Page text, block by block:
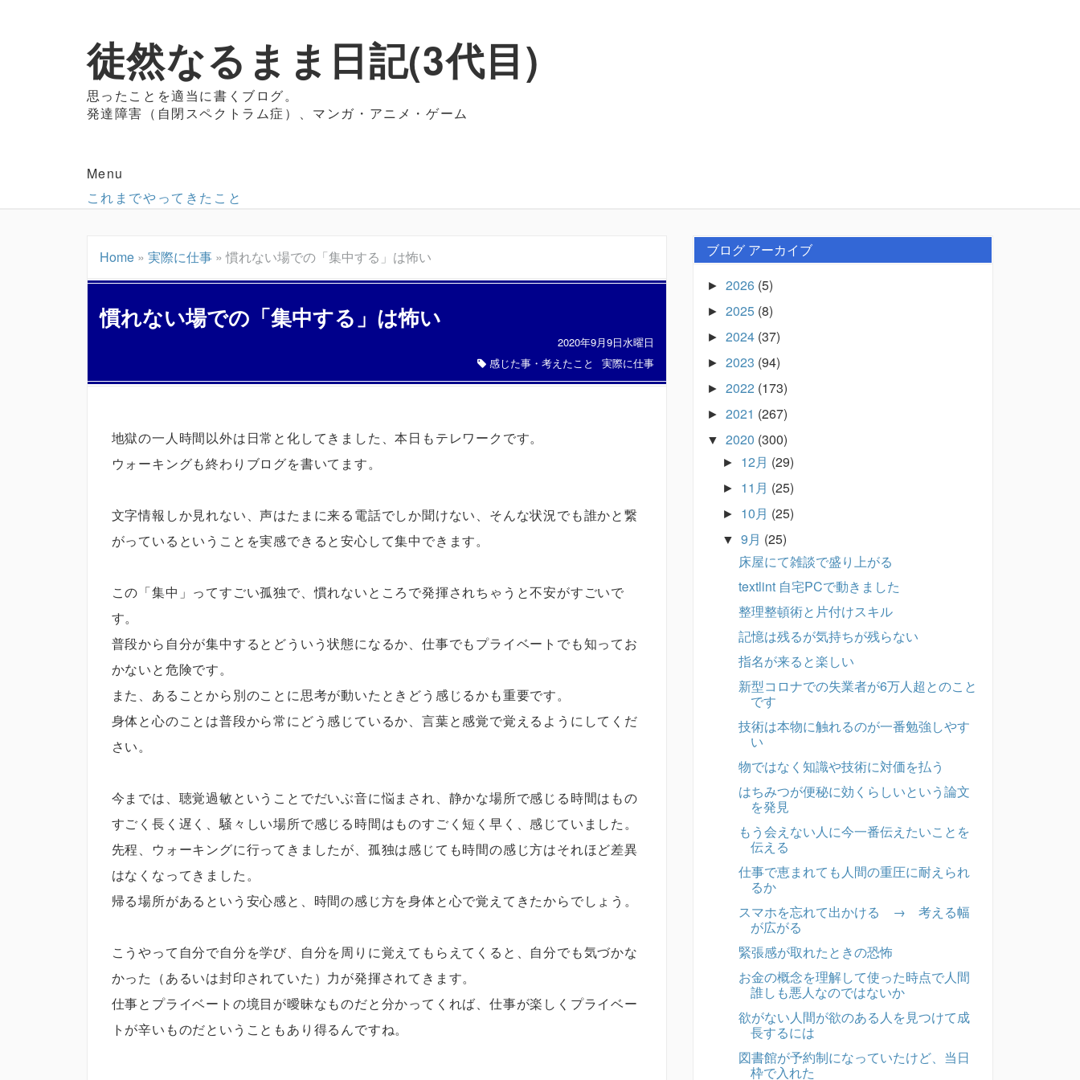
徒然なるまま日記(3代目)
思ったことを適当に書くブログ。
発達障害（自閉スペクトラム症）、マンガ・アニメ・ゲーム
Menu
これまでやってきたこと
Home» 実際に仕事»慣れない場での「集中する」は怖い
慣れない場での「集中する」は怖い
2020年9月9日水曜日
感じた事・考えたこと
実際に仕事
地獄の一人時間以外は日常と化してきました、本日もテレワークです。
ウォーキングも終わりブログを書いてます。
文字情報しか見れない、声はたまに来る電話でしか聞けない、そんな状況でも誰かと繋
がっているということを実感できると安心して集中できます。
この「集中」ってすごい孤独で、慣れないところで発揮されちゃうと不安がすごいで
す。
普段から自分が集中するとどういう状態になるか、仕事でもプライベートでも知ってお
かないと危険です。
また、あることから別のことに思考が動いたときどう感じるかも重要です。
身体と心のことは普段から常にどう感じているか、言葉と感覚で覚えるようにしてくだ
さい。
今までは、聴覚過敏ということでだいぶ音に悩まされ、静かな場所で感じる時間はもの
すごく長く遅く、騒々しい場所で感じる時間はものすごく短く早く、感じていました。
先程、ウォーキングに行ってきましたが、孤独は感じても時間の感じ方はそれほど差異
はなくなってきました。
帰る場所があるという安心感と、時間の感じ方を身体と心で覚えてきたからでしょう。
こうやって自分で自分を学び、自分を周りに覚えてもらえてくると、自分でも気づかな
かった（あるいは封印されていた）力が発揮されてきます。
仕事とプライベートの境目が曖昧なものだと分かってくれば、仕事が楽しくプライベー
トが辛いものだということもあり得るんですね。
ブログ アーカイブ
► 2026 (5)
► 2025 (8)
► 2024 (37)
► 2023 (94)
► 2022 (173)
► 2021 (267)
▼ 2020 (300)
► 12月 (29)
► 11月 (25)
► 10月 (25)
▼ 9月 (25)
床屋にて雑談で盛り上がる
textlint 自宅PCで動きました
整理整頓術と片付けスキル
記憶は残るが気持ちが残らない
指名が来ると楽しい
新型コロナでの失業者が6万人超とのこと
です
技術は本物に触れるのが一番勉強しやす
い
物ではなく知識や技術に対価を払う
はちみつが便秘に効くらしいという論文
を発見
もう会えない人に今一番伝えたいことを
伝える
仕事で恵まれても人間の重圧に耐えられ
るか
スマホを忘れて出かける → 考える幅
が広がる
緊張感が取れたときの恐怖
お金の概念を理解して使った時点で人間
誰しも悪人なのではないか
欲がない人間が欲のある人を見つけて成
長するには
図書館が予約制になっていたけど、当日
枠で入れた